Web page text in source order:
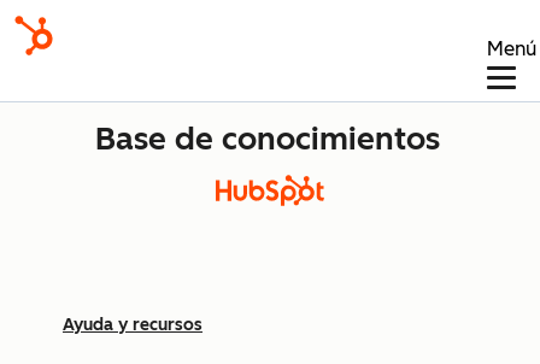
Menú
Base de conocimientos
Ayuda y recursos